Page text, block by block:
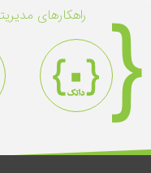
راهکار‌های